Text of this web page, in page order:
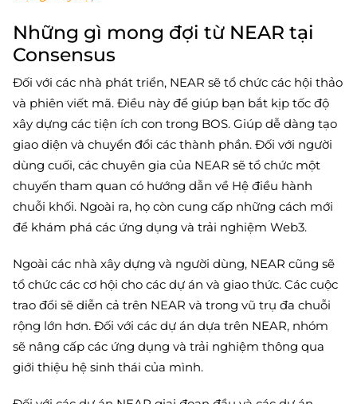
Những gì mong đợi từ NEAR tại
Consensus
Đối với các nhà phát triển, NEAR sẽ tổ chức các hội thảo
và phiên viết mã. Điều này để giúp bạn bắt kịp tốc độ
xây dựng các tiện ích con trong BOS. Giúp dễ dàng tạo
giao diện và chuyển đổi các thành phần. Đối với người
dùng cuối, các chuyên gia của NEAR sẽ tổ chức một
chuyến tham quan có hướng dẫn về Hệ điều hành
chuỗi khối. Ngoài ra, họ còn cung cấp những cách mới
để khám phá các ứng dụng và trải nghiệm Web3.
Ngoài các nhà xây dựng và người dùng, NEAR cũng sẽ
tổ chức các cơ hội cho các dự án và giao thức. Các cuộc
trao đổi sẽ diễn cả trên NEAR và trong vũ trụ đa chuỗi
rộng lớn hơn. Đối với các dự án dựa trên NEAR, nhóm
sẽ nâng cấp các ứng dụng và trải nghiệm thông qua
giới thiệu hệ sinh thái của mình.